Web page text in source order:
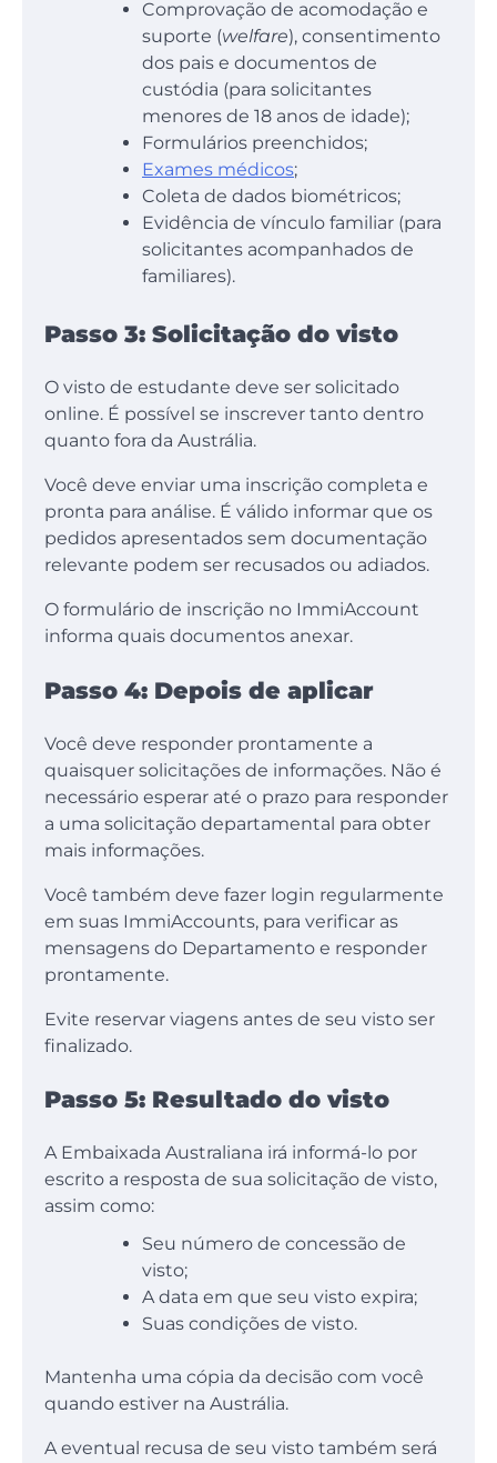
Comprovação de acomodação e
suporte (welfare), consentimento
dos pais e documentos de
custódia (para solicitantes
menores de 18 anos de idade);
Formulários preenchidos;
Exames médicos;
Coleta de dados biométricos;
Evidência de vínculo familiar (para
solicitantes acompanhados de
familiares).
Passo 3: Solicitação do visto
O visto de estudante deve ser solicitado
online. É possível se inscrever tanto dentro
quanto fora da Austrália.
Você deve enviar uma inscrição completa e
pronta para análise. É válido informar que os
pedidos apresentados sem documentação
relevante podem ser recusados ​​ou adiados.
O formulário de inscrição no ImmiAccount
informa quais documentos anexar.
Passo 4: Depois de aplicar
Você deve responder prontamente a
quaisquer solicitações de informações. Não é
necessário esperar até o prazo para responder
a uma solicitação departamental para obter
mais informações.
Você também deve fazer login regularmente
em suas ImmiAccounts, para verificar as
mensagens do Departamento e responder
prontamente.
Evite reservar viagens antes de seu visto ser
finalizado.
Passo 5: Resultado do visto
A Embaixada Australiana irá informá-lo por
escrito a resposta de sua solicitação de visto,
assim como:
Seu número de concessão de
visto;
A data em que seu visto expira;
Suas condições de visto.
Mantenha uma cópia da decisão com você
quando estiver na Austrália.
A eventual recusa de seu visto também será